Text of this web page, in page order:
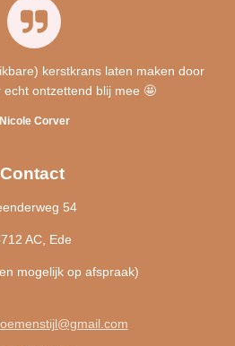
kerstkrans laten maken door
echt ontzettend blij mee 🤩
Nicole Corver
Contact
54
AC, Ede
mogelijk op afspraak)